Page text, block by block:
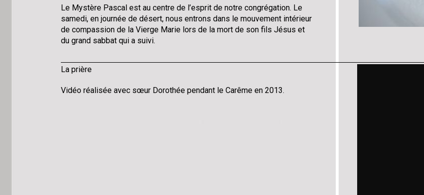
Le Mystère Pascal est au centre de l’esprit de notre congrégation. Le
samedi, en journée de désert, nous entrons dans le mouvement intérieur
de compassion de la Vierge Marie lors de la mort de son fils Jésus et
du grand sabbat qui a suivi.
La prière
Vidéo réalisée avec sœur Dorothée pendant le Carême en 2013.